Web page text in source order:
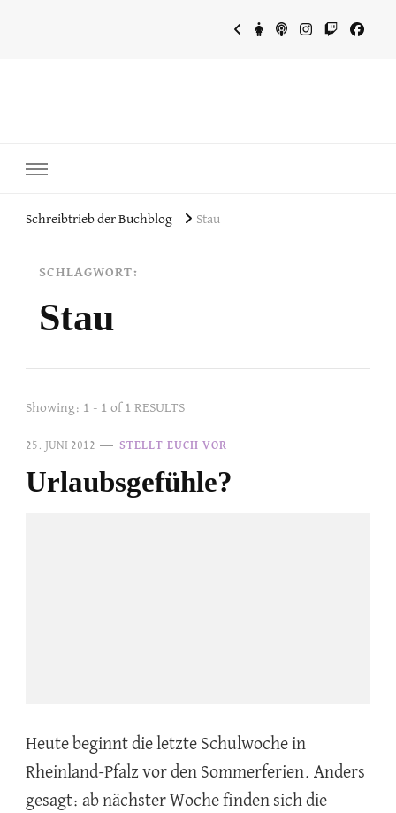
Schreibtrieb der Buchblog Stau
SCHLAGWORT:
Stau
Showing: 1 - 1 of 1 RESULTS
25. JUNI 2012 STELLT EUCH VOR
Urlaubsgefühle?
Heute beginnt die letzte Schulwoche in
Rheinland-Pfalz vor den Sommerferien. Anders
gesagt: ab nächster Woche finden sich die